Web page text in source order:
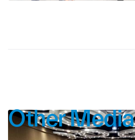
Other Media